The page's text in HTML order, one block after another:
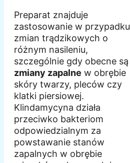
Preparat znajduje
zastosowanie w przypadku
zmian trądzikowych o
różnym nasileniu,
szczególnie gdy obecne są
zmiany zapalne w obrębie
skóry twarzy, pleców czy
klatki piersiowej.
Klindamycyna działa
przeciwko bakteriom
odpowiedzialnym za
powstawanie stanów
zapalnych w obrębie